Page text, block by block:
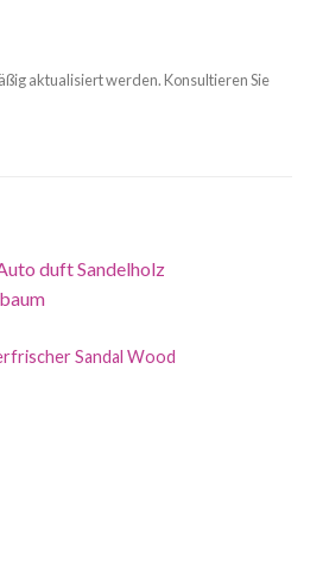
aktualisiert werden. Konsultieren Sie
Sandal Wood